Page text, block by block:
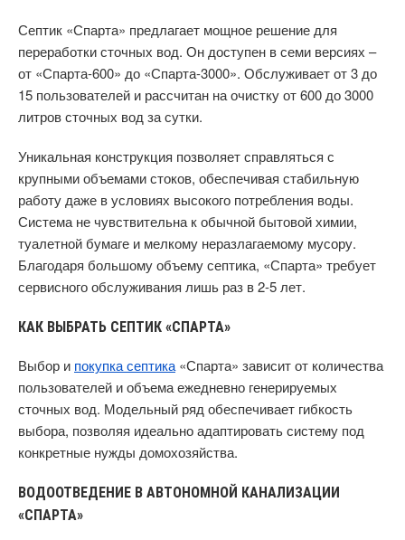
Септик «Спарта» предлагает мощное решение для
переработки сточных вод. Он доступен в семи версиях –
от «Спарта-600» до «Спарта-3000». Обслуживает от 3 до
15 пользователей и рассчитан на очистку от 600 до 3000
литров сточных вод за сутки.
Уникальная конструкция позволяет справляться с
крупными объемами стоков, обеспечивая стабильную
работу даже в условиях высокого потребления воды.
Система не чувствительна к обычной бытовой химии,
туалетной бумаге и мелкому неразлагаемому мусору.
Благодаря большому объему септика, «Спарта» требует
сервисного обслуживания лишь раз в 2-5 лет.
КАК ВЫБРАТЬ СЕПТИК «СПАРТА»
Выбор и покупка септика «Спарта» зависит от количества
пользователей и объема ежедневно генерируемых
сточных вод. Модельный ряд обеспечивает гибкость
выбора, позволяя идеально адаптировать систему под
конкретные нужды домохозяйства.
ВОДООТВЕДЕНИЕ В АВТОНОМНОЙ КАНАЛИЗАЦИИ
«СПАРТА»